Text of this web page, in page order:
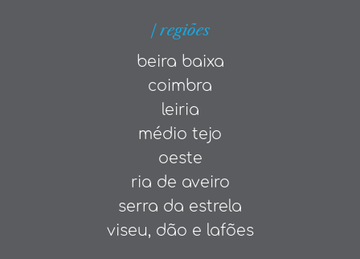
| regiões
beira baixa
coimbra
leiria
médio tejo
oeste
ria de aveiro
serra da estrela
viseu, dão e lafões